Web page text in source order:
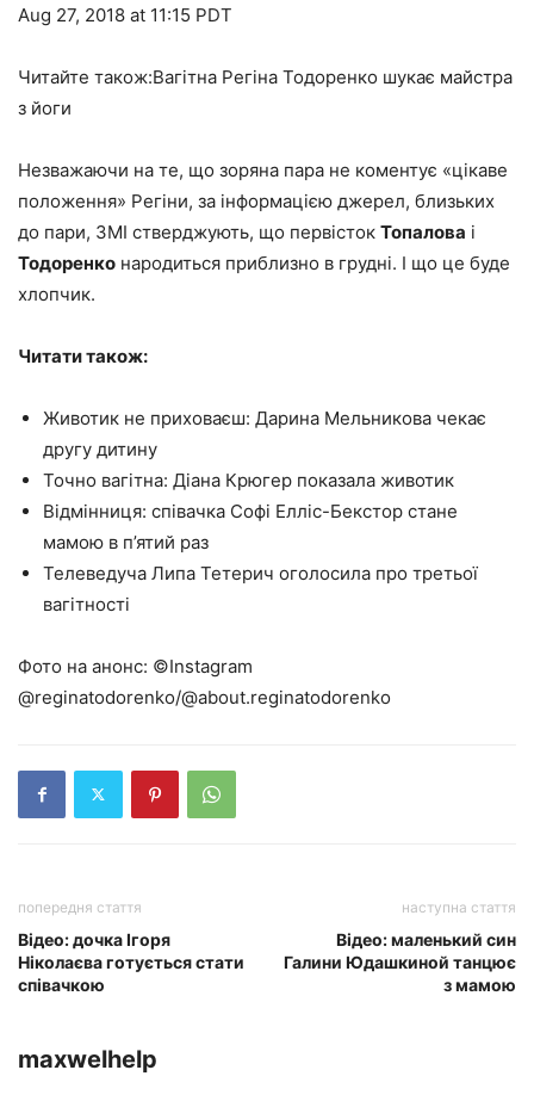
Aug 27, 2018 at 11:15 PDT
Читайте також:Вагітна Регіна Тодоренко шукає майстра
з йоги
Незважаючи на те, що зоряна пара не коментує «цікаве
положення» Регіни, за інформацією джерел, близьких
до пари, ЗМІ стверджують, що первісток Топалова і
Тодоренко народиться приблизно в грудні. І що це буде
хлопчик.
Читати також:
Животик не приховаєш: Дарина Мельникова чекає
другу дитину
Точно вагітна: Діана Крюгер показала животик
Відмінниця: співачка Софі Елліс-Бекстор стане
мамою в п’ятий раз
Телеведуча Липа Тетерич оголосила про третьої
вагітності
Фото на анонс: ©Instagram
@reginatodorenko/@about.reginatodorenko
попередня стаття
Відео: дочка Ігоря
Ніколаєва готується стати
співачкою
наступна стаття
Відео: маленький син
Галини Юдашкиной танцює
з мамою
maxwelhelp